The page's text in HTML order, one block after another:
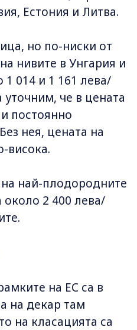
Естония и Литва.
но по-ниски от
нивите в Унгария и
014 и 1 161 лева/
че в цената
постоянно
нея, цената на
висока.
най-плодородните
2 400 лева/
на ЕС са в
на декар там
на класацията са